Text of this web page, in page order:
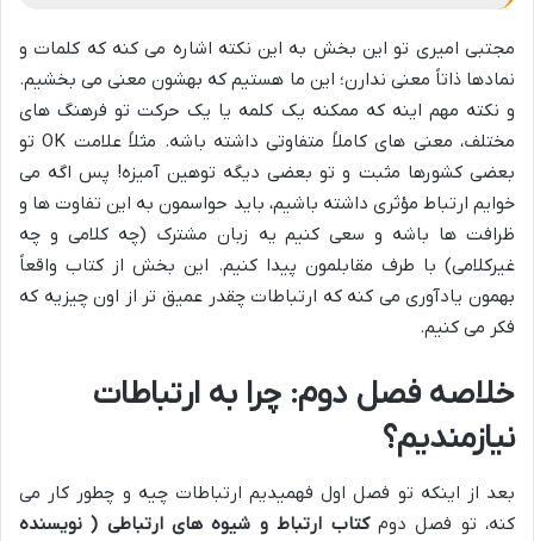
مجتبی امیری تو این بخش به این نکته اشاره می کنه که کلمات و
نمادها ذاتاً معنی ندارن؛ این ما هستیم که بهشون معنی می بخشیم.
و نکته مهم اینه که ممکنه یک کلمه یا یک حرکت تو فرهنگ های
مختلف، معنی های کاملاً متفاوتی داشته باشه. مثلاً علامت OK تو
بعضی کشورها مثبت و تو بعضی دیگه توهین آمیزه! پس اگه می
خوایم ارتباط مؤثری داشته باشیم، باید حواسمون به این تفاوت ها و
ظرافت ها باشه و سعی کنیم یه زبان مشترک (چه کلامی و چه
غیرکلامی) با طرف مقابلمون پیدا کنیم. این بخش از کتاب واقعاً
بهمون یادآوری می کنه که ارتباطات چقدر عمیق تر از اون چیزیه که
فکر می کنیم.
خلاصه فصل دوم: چرا به ارتباطات
نیازمندیم؟
بعد از اینکه تو فصل اول فهمیدیم ارتباطات چیه و چطور کار می
کنه، تو فصل دومکتاب ارتباط و شیوه های ارتباطی ( نویسنده